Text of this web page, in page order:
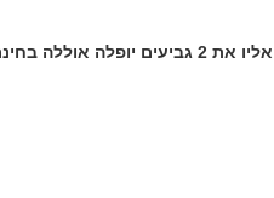
לגמרי!